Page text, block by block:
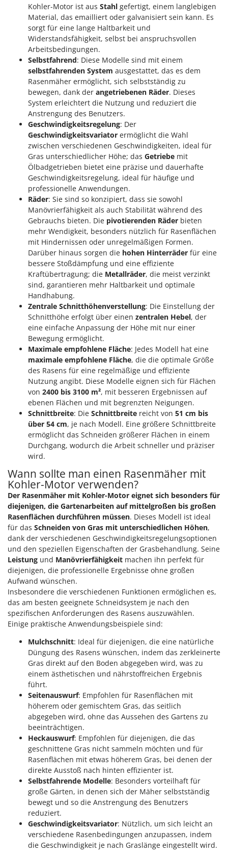
Santos
Sbaraglia
Schnitzer
Seven Italy
Shark
Shindaiwa
Silky
Simatech
Sirman
Skil
Smartwood
Smeg
Snapper
Solidur
Spice Electronics
Spiralmac
Spring Protezione
Spyro
Stanley
Stiga
Stocker
Sunseeker
Tecla
TecnoGen
Tellarini Pompe
Telwin
Tenco
Tineco
Titania
Tre Spade
Trev - Abrek - TecnoVIR
Trotec
Troy-Bilt
U
Udor
Unger
V
Verdemax
Vesco
Volpi
Waldner
Weber
WIDU
Wiper EcoRobot
Wolf Garten
Wortex
Worx
Yard Force
Zanon
Zephir
ZGrills
Kohler-Motor ist aus Stahl gefertigt, einem langlebigen
Material, das emailliert oder galvanisiert sein kann. Es
sorgt für eine lange Haltbarkeit und
Widerstandsfähigkeit, selbst bei anspruchsvollen
Arbeitsbedingungen.
Selbstfahrend: Diese Modelle sind mit einem
selbstfahrenden System ausgestattet, das es dem
Rasenmäher ermöglicht, sich selbstständig zu
bewegen, dank der angetriebenen Räder. Dieses
System erleichtert die Nutzung und reduziert die
Anstrengung des Benutzers.
Geschwindigkeitsregelung: Der
Geschwindigkeitsvariator ermöglicht die Wahl
zwischen verschiedenen Geschwindigkeiten, ideal für
Gras unterschiedlicher Höhe; das Getriebe mit
Ölbadgetrieben bietet eine präzise und dauerhafte
Geschwindigkeitsregelung, ideal für häufige und
professionelle Anwendungen.
Räder: Sie sind so konzipiert, dass sie sowohl
Manövrierfähigkeit als auch Stabilität während des
Gebrauchs bieten. Die pivotierenden Räder bieten
mehr Wendigkeit, besonders nützlich für Rasenflächen
mit Hindernissen oder unregelmäßigen Formen.
Darüber hinaus sorgen die hohen Hinterräder für eine
bessere Stoßdämpfung und eine effiziente
Kraftübertragung; die Metallräder, die meist verzinkt
sind, garantieren mehr Haltbarkeit und optimale
Handhabung.
Zentrale Schnitthöhenverstellung: Die Einstellung der
Schnitthöhe erfolgt über einen zentralen Hebel, der
eine einfache Anpassung der Höhe mit nur einer
Bewegung ermöglicht.
Maximale empfohlene Fläche: Jedes Modell hat eine
maximale empfohlene Fläche, die die optimale Größe
des Rasens für eine regelmäßige und effiziente
Nutzung angibt. Diese Modelle eignen sich für Flächen
von 2400 bis 3100 m², mit besseren Ergebnissen auf
ebenen Flächen und mit begrenzten Neigungen.
Schnittbreite: Die Schnittbreite reicht von 51 cm bis
über 54 cm, je nach Modell. Eine größere Schnittbreite
ermöglicht das Schneiden größerer Flächen in einem
Durchgang, wodurch die Arbeit schneller und präziser
wird.
Wann sollte man einen Rasenmäher mit
Kohler-Motor verwenden?
Der Rasenmäher mit Kohler-Motor eignet sich besonders für
diejenigen, die Gartenarbeiten auf mittelgroßen bis großen
Rasenflächen durchführen müssen. Dieses Modell ist ideal
für das Schneiden von Gras mit unterschiedlichen Höhen,
dank der verschiedenen Geschwindigkeitsregelungsoptionen
und den speziellen Eigenschaften der Grasbehandlung. Seine
Leistung und Manövrierfähigkeit machen ihn perfekt für
diejenigen, die professionelle Ergebnisse ohne großen
Aufwand wünschen.
Insbesondere die verschiedenen Funktionen ermöglichen es,
das am besten geeignete Schneidsystem je nach den
spezifischen Anforderungen des Rasens auszuwählen.
Einige praktische Anwendungsbeispiele sind:
Mulchschnitt: Ideal für diejenigen, die eine natürliche
Düngung des Rasens wünschen, indem das zerkleinerte
Gras direkt auf den Boden abgegeben wird, was zu
einem ästhetischen und nährstoffreichen Ergebnis
führt.
Seitenauswurf: Empfohlen für Rasenflächen mit
höherem oder gemischtem Gras, das seitlich
abgegeben wird, ohne das Aussehen des Gartens zu
beeinträchtigen.
Heckauswurf: Empfohlen für diejenigen, die das
geschnittene Gras nicht sammeln möchten und für
Rasenflächen mit etwas höherem Gras, bei denen der
direkte Ausstoß nach hinten effizienter ist.
Selbstfahrende Modelle: Besonders vorteilhaft für
große Gärten, in denen sich der Mäher selbstständig
bewegt und so die Anstrengung des Benutzers
reduziert.
Geschwindigkeitsvariator: Nützlich, um sich leicht an
verschiedene Rasenbedingungen anzupassen, indem
die Geschwindigkeit je nach Graslänge eingestellt wird.